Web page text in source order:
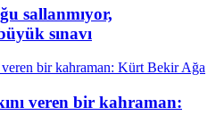
sallanmıyor,
sınavı
veren bir kahraman: